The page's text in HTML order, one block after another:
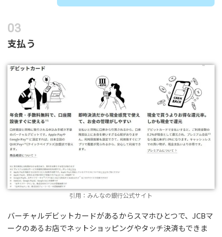
支払う
引用：みんなの銀行公式サイト
バーチャルデビットカードがあるからスマホひとつで、JCBマ
ークのあるお店でネットショッピングやタッチ決済もできま